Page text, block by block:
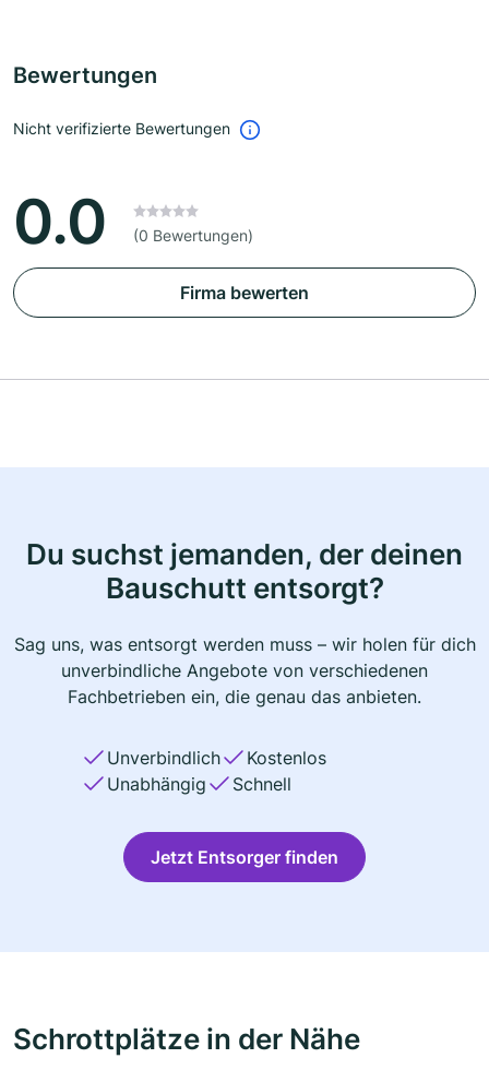
Bewertungen
Nicht verifizierte Bewertungen
0.0 (0 Bewertungen)
Firma bewerten
Du suchst jemanden, der deinen
Bauschutt entsorgt?
Sag uns, was entsorgt werden muss – wir holen für dich
unverbindliche Angebote von verschiedenen
Fachbetrieben ein, die genau das anbieten.
Unverbindlich
Kostenlos
Unabhängig
Schnell
Jetzt Entsorger finden
Schrottplätze in der Nähe